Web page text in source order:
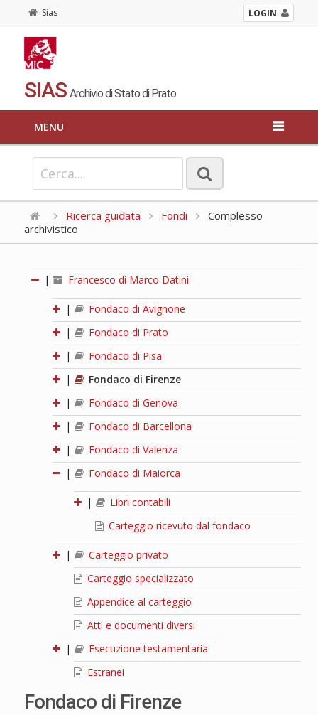
Sias LOGIN
SIAS Archivio di Stato di Prato
MENU
Ricerca guidata Fondi
Complesso
archivistico
| Francesco di Marco Datini
|
Fondaco di Avignone
|
Fondaco di Prato
|
Fondaco di Pisa
|
Fondaco di Firenze
|
Fondaco di Genova
|
Fondaco di Barcellona
|
Fondaco di Valenza
|
Fondaco di Maiorca
|
Libri contabili
Carteggio ricevuto dal fondaco
|
Carteggio privato
Carteggio specializzato
Appendice al carteggio
Atti e documenti diversi
|
Esecuzione testamentaria
Estranei
Fondaco di Firenze